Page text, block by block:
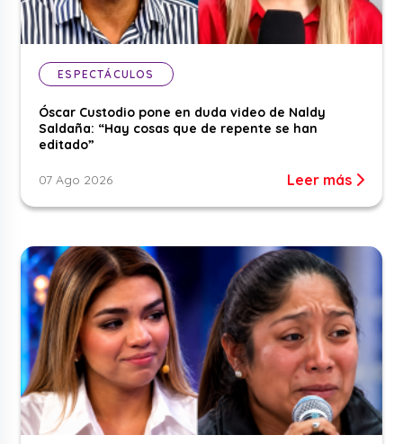
ESPECTÁCULOS
Óscar Custodio pone en duda video de Naldy
Saldaña: “Hay cosas que de repente se han
editado”
07 Ago 2026 Leer más